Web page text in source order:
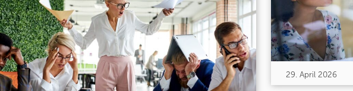
29. April 2026